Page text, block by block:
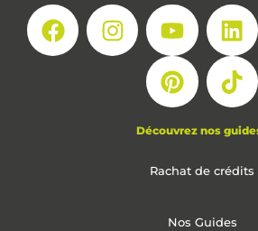
Découvrez nos
Rachat de crédits
Nos Guides